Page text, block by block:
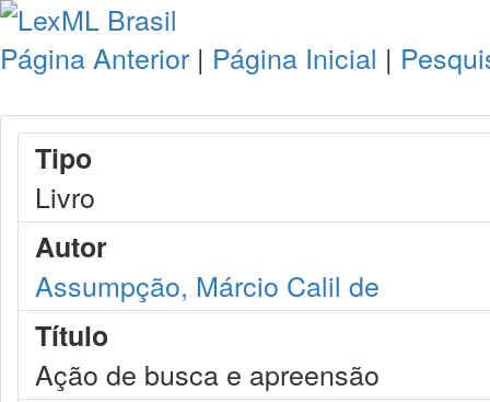
Página Anterior | Página Inicial |
Tipo
Livro
Autor
Assumpção, Márcio Calil de
Título
Ação de busca e apreensão